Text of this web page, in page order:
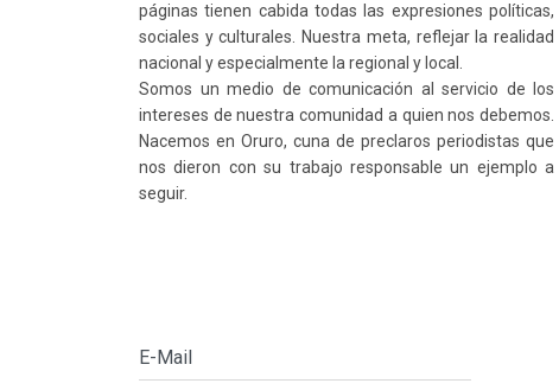
páginas tienen cabida todas las expresiones políticas,
sociales y culturales. Nuestra meta, reflejar la realidad
nacional y especialmente la regional y local.
Somos un medio de comunicación al servicio de los
intereses de nuestra comunidad a quien nos debemos.
Nacemos en Oruro, cuna de preclaros periodistas que
nos dieron con su trabajo responsable un ejemplo a
seguir.